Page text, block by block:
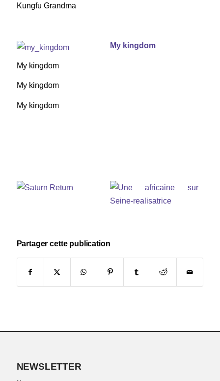
Kungfu Grandma
My kingdom
My kingdom
My kingdom
My kingdom
Partager cette publication
NEWSLETTER